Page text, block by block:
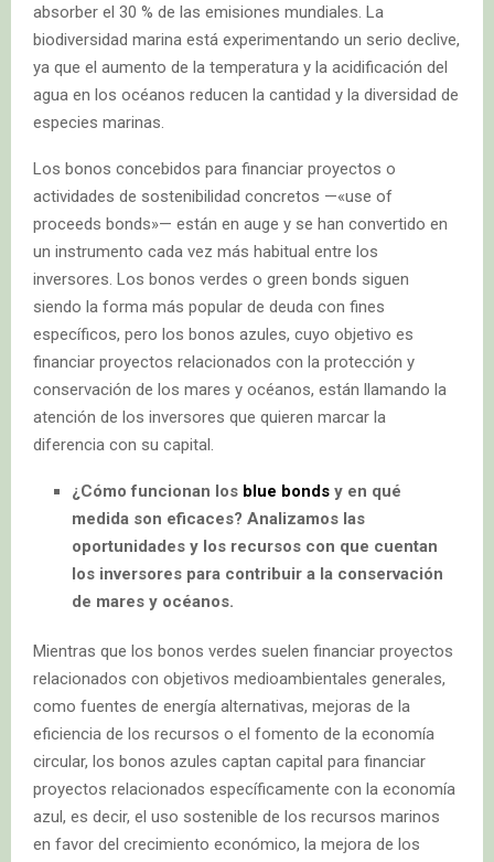
absorber el 30 % de las emisiones mundiales. La
biodiversidad marina está experimentando un serio declive,
ya que el aumento de la temperatura y la acidificación del
agua en los océanos reducen la cantidad y la diversidad de
especies marinas.
Los bonos concebidos para financiar proyectos o
actividades de sostenibilidad concretos —«use of
proceeds bonds»— están en auge y se han convertido en
un instrumento cada vez más habitual entre los
inversores. Los bonos verdes o green bonds siguen
siendo la forma más popular de deuda con fines
específicos, pero los bonos azules, cuyo objetivo es
financiar proyectos relacionados con la protección y
conservación de los mares y océanos, están llamando la
atención de los inversores que quieren marcar la
diferencia con su capital.
¿Cómo funcionan los blue bonds y en qué
medida son eficaces? Analizamos las
oportunidades y los recursos con que cuentan
los inversores para contribuir a la conservación
de mares y océanos.
Mientras que los bonos verdes suelen financiar proyectos
relacionados con objetivos medioambientales generales,
como fuentes de energía alternativas, mejoras de la
eficiencia de los recursos o el fomento de la economía
circular, los bonos azules captan capital para financiar
proyectos relacionados específicamente con la economía
azul, es decir, el uso sostenible de los recursos marinos
en favor del crecimiento económico, la mejora de los